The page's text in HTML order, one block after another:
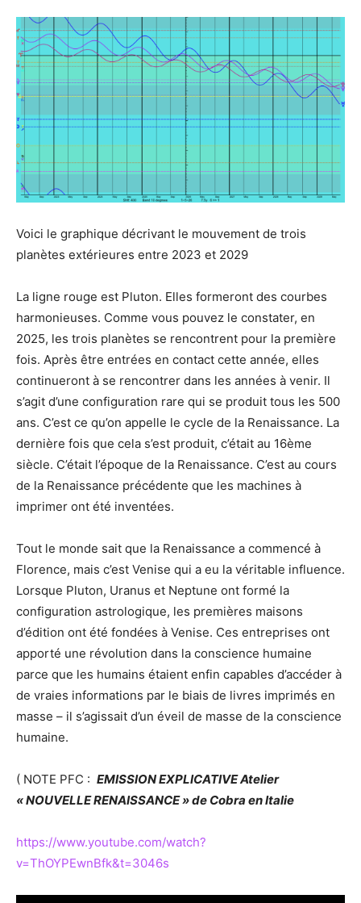
Voici le graphique décrivant le mouvement de trois
planètes extérieures entre 2023 et 2029
La ligne rouge est Pluton. Elles formeront des courbes
harmonieuses. Comme vous pouvez le constater, en
2025, les trois planètes se rencontrent pour la première
fois. Après être entrées en contact cette année, elles
continueront à se rencontrer dans les années à venir. Il
s’agit d’une configuration rare qui se produit tous les 500
ans. C’est ce qu’on appelle le cycle de la Renaissance. La
dernière fois que cela s’est produit, c’était au 16ème
siècle. C’était l’époque de la Renaissance. C’est au cours
de la Renaissance précédente que les machines à
imprimer ont été inventées.
Tout le monde sait que la Renaissance a commencé à
Florence, mais c’est Venise qui a eu la véritable influence.
Lorsque Pluton, Uranus et Neptune ont formé la
configuration astrologique, les premières maisons
d’édition ont été fondées à Venise. Ces entreprises ont
apporté une révolution dans la conscience humaine
parce que les humains étaient enfin capables d’accéder à
de vraies informations par le biais de livres imprimés en
masse – il s’agissait d’un éveil de masse de la conscience
humaine.
( NOTE PFC : EMISSION EXPLICATIVE Atelier
« NOUVELLE RENAISSANCE » de Cobra en Italie
https://www.youtube.com/watch?
v=ThOYPEwnBfk&t=3046s